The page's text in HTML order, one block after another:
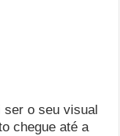
o seu visual
chegue até a